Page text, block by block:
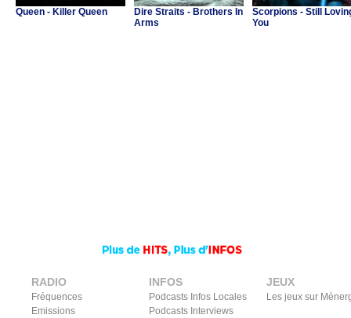
Queen - Killer Queen
Dire Straits - Brothers In
Arms
Scorpions - Still
You
RADIO
Fréquences
Emissions
INFOS
Podcasts Infos Locales
Podcasts Interviews
JEUX
Les jeux sur